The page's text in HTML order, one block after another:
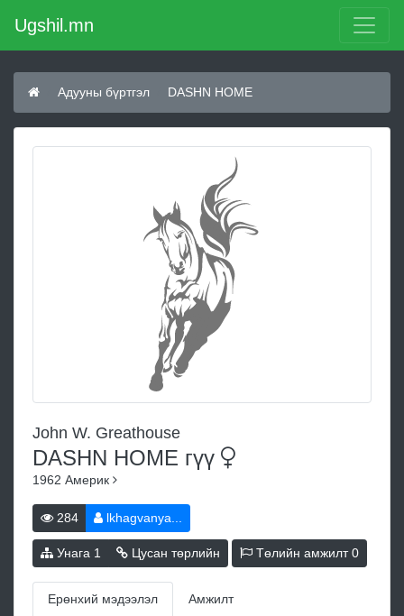
Ugshil.mn
Адууны бүртгэл DASHN HOME
John W. Greathouse
DASHN HOME гүү
1962 Америк
284 lkhagvanya...
Унага 1 Цусан төрлийн Төлийн амжилт0
Ерөнхий мэдээлэл Амжилт